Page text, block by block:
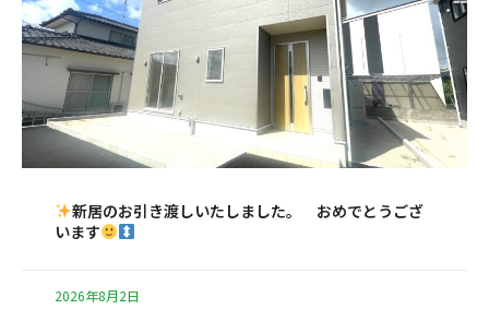
新居のお引き渡しいたしました。 おめでとうござ
います
2026年8月2日